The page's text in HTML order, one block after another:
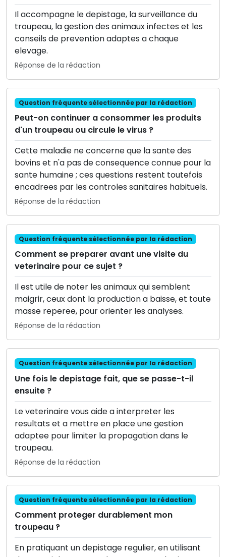
Il accompagne le depistage, la surveillance du
troupeau, la gestion des animaux infectes et les
conseils de prevention adaptes a chaque
elevage.
Réponse de la rédaction
Question fréquente sélectionnée par la rédaction
Peut-on continuer a consommer les produits
d'un troupeau ou circule le virus ?
Cette maladie ne concerne que la sante des
bovins et n'a pas de consequence connue pour la
sante humaine ; ces questions restent toutefois
encadrees par les controles sanitaires habituels.
Réponse de la rédaction
Question fréquente sélectionnée par la rédaction
Comment se preparer avant une visite du
veterinaire pour ce sujet ?
Il est utile de noter les animaux qui semblent
maigrir, ceux dont la production a baisse, et toute
masse reperee, pour orienter les analyses.
Réponse de la rédaction
Question fréquente sélectionnée par la rédaction
Une fois le depistage fait, que se passe-t-il
ensuite ?
Le veterinaire vous aide a interpreter les
resultats et a mettre en place une gestion
adaptee pour limiter la propagation dans le
troupeau.
Réponse de la rédaction
Question fréquente sélectionnée par la rédaction
Comment proteger durablement mon
troupeau ?
En pratiquant un depistage regulier, en utilisant